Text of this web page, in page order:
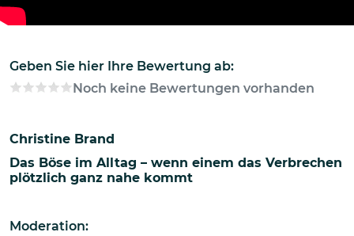
Geben Sie hier Ihre Bewertung ab:
Noch keine Bewertungen vorhanden
Christine Brand
Das Böse im Alltag – wenn einem das Verbrechen
plötzlich ganz nahe kommt
Moderation: